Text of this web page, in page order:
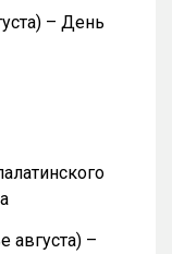
– День
августа) –